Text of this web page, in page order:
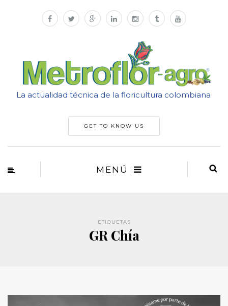
La actualidad técnica de la floricultura colombiana
GET TO KNOW US
MENÚ
ETIQUETAS
GR Chía